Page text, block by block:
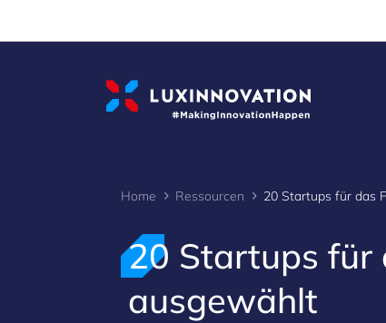
Home Ressourcen
20 Startups für
ausgewählt